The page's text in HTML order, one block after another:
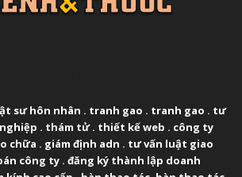
sư hôn nhân . tranh gao . tranh gao . tư
. thám tử. thiết kế web . công ty
chữa . giám định adn . tư vấn luật giao
công ty. đăng ký thành lập doanh